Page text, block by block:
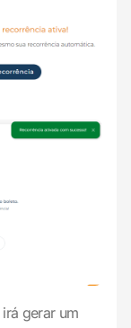
gerar um